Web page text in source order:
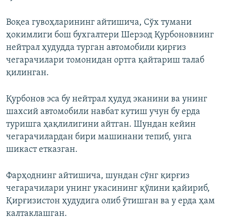
Auto 240p 360p 480p
Воқеа гувоҳларининг айтишича, Сўх тумани
ҳокимлиги бош бухгалтери Шерзод Қурбоновнинг
нейтрал ҳудудда турган автомобили қирғиз
чегарачилари томонидан ортга қайтариш талаб
қилинган.
Қурбонов эса бу нейтрал ҳудуд эканини ва унинг
шахсий автомобили навбат кутиш учун бу ерда
туришга ҳақлилигини айтган. Шундан кейин
чегарачилардан бири машинани тепиб, унга
шикаст етказган.
Фарҳоднинг айтишича, шундан сўнг қирғиз
чегарачилари унинг укасининг қўлини қайириб,
Қирғизистон ҳудудига олиб ўтишган ва у ерда ҳам
калтаклашган.